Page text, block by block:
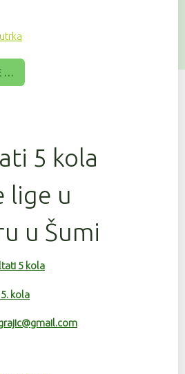
…
5 kola
lige u
u Šumi
5 kola
kola